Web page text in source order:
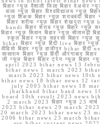
बिहार न्यूज़ वैशाली जिला बिहार वेअथेर
वाला न्यूज़ बिहार विश्वविद्यालय न्यूज़
न्यूज़ शिक्षक बिहार न्यूज़ शराबबंदी बिहार
बिहार शरीफ न्यूज़ बिहार शेखपुरा
bandi बिहार शराब न्यूज़ बिहार न्यूज़
बिहार न्यूज़ सिवान बिहार न्यूज़ सीतामढ़ी
स्कूल बिहार न्यूज़ सहरसा बिहार न्यूज़
bihar बिहार न्यूज़ हिंदी live बिहार न्यूज़
वीडियो बिहार न्यूज़ हाजीपुर bihar हिंदी
सासाराम बिहार न्यूज़ हिंदी औरंगाबाद
जी न्यूज बिहार बिहार ट्रेन न्यूज़
april 2023 bihar news 13
bihar news 1 march 2023
march 2023 bihar news 10th
bihar news 18 bihar news 12
july 2005 bihar news 18
jharkhand bihar band news
board 10th result 2023 news
2 march 2023 बिहार न्यूज़ 23
2023 bihar news 29 march
20 march 2023 bihar news 23
2006 bihar news 23 march